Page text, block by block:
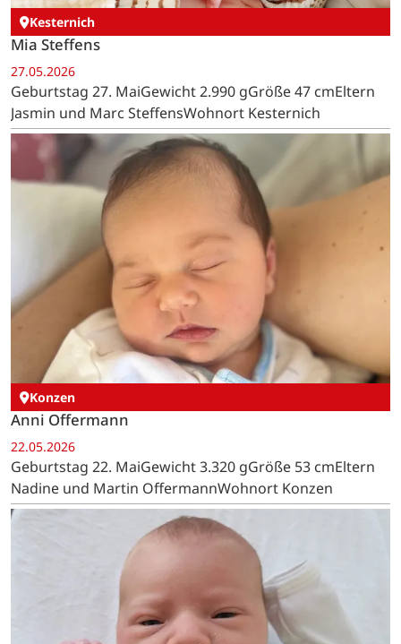
Kesternich
Mia Steffens
27.05.2026
Geburtstag 27. MaiGewicht 2.990 gGröße 47 cmEltern
Jasmin und Marc SteffensWohnort Kesternich
Konzen
Anni Offermann
22.05.2026
Geburtstag 22. MaiGewicht 3.320 gGröße 53 cmEltern
Nadine und Martin OffermannWohnort Konzen